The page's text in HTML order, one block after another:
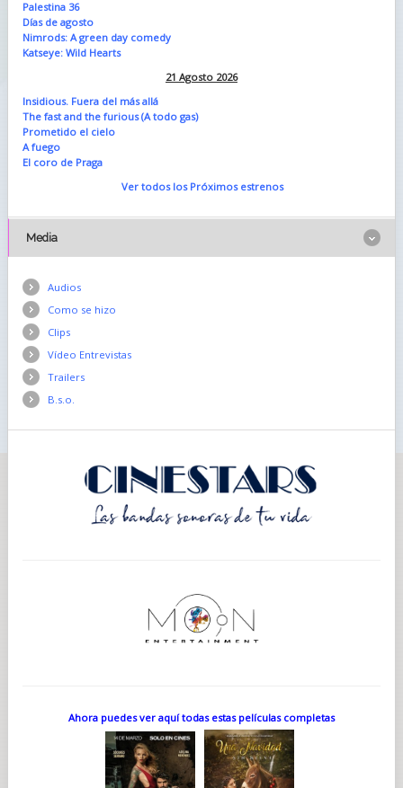
Palestina 36
Días de agosto
Nimrods: A green day comedy
Katseye: Wild Hearts
21 Agosto 2026
Insidious. Fuera del más allá
The fast and the furious (A todo gas)
Prometido el cielo
A fuego
El coro de Praga
Ver todos los Próximos estrenos
Media
Audios
Como se hizo
Clips
Vídeo Entrevistas
Trailers
B.s.o.
Ahora puedes ver aquí todas estas películas completas